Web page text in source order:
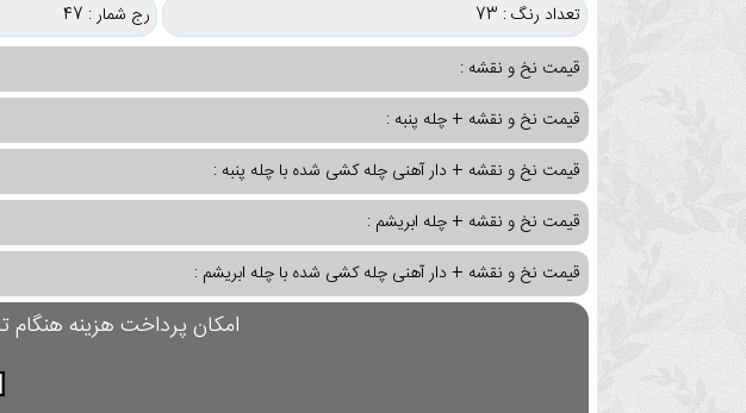
تعداد رنگ : 73
رج شمار : 47
قیمت نخ و نقشه :
قیمت نخ و نقشه + چله پنبه :
قیمت نخ و نقشه + دار آهنی چله کشی شده با چله پنبه :
قیمت نخ و نقشه + چله ابریشم :
قیمت نخ و نقشه + دار آهنی چله کشی شده با چله ابریشم :
امکان پرداخت هزینه